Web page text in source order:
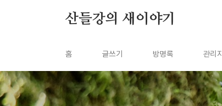
산들강의 새이야기
홈 글쓰기 방명록 관리